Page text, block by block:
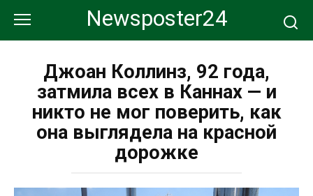
контенту
Newsposter24
Джоан Коллинз, 92 года,
затмила всех в Каннах — и
никто не мог поверить, как
она выглядела на красной
дорожке